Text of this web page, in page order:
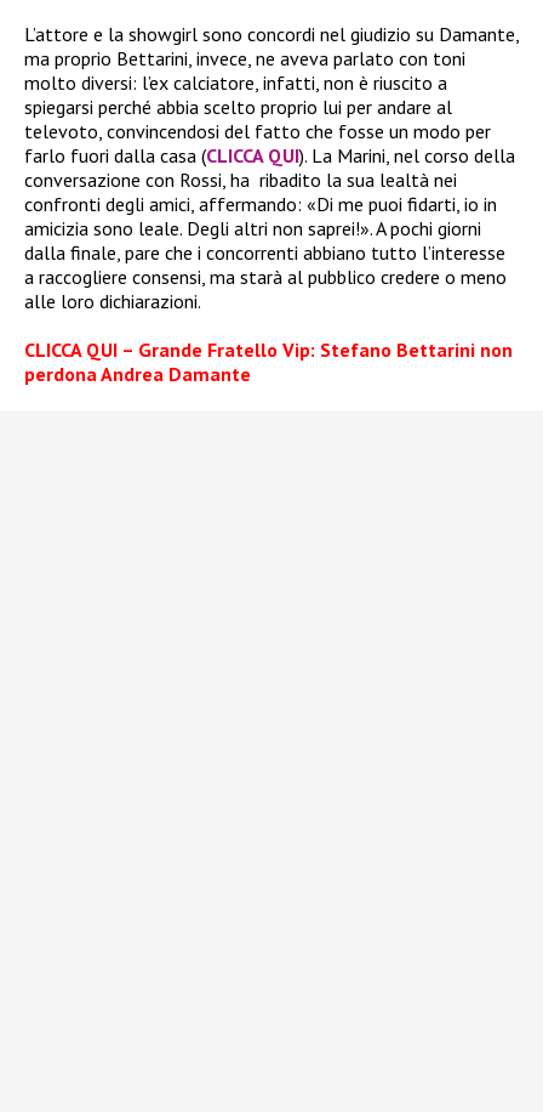
L’attore e la showgirl sono concordi nel giudizio su Damante,
ma proprio Bettarini, invece, ne aveva parlato con toni
molto diversi: l’ex calciatore, infatti, non è riuscito a
spiegarsi perché abbia scelto proprio lui per andare al
televoto, convincendosi del fatto che fosse un modo per
farlo fuori dalla casa (CLICCA QUI). La Marini, nel corso della
conversazione con Rossi, ha ribadito la sua lealtà nei
confronti degli amici, affermando: «Di me puoi fidarti, io in
amicizia sono leale. Degli altri non saprei!». A pochi giorni
dalla finale, pare che i concorrenti abbiano tutto l’interesse
a raccogliere consensi, ma starà al pubblico credere o meno
alle loro dichiarazioni.
CLICCA QUI – Grande Fratello Vip: Stefano Bettarini non
perdona Andrea Damante